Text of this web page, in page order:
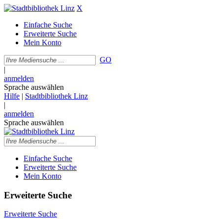
X
Einfache Suche
Erweiterte Suche
Mein Konto
GO
|
anmelden
Sprache auswählen
Hilfe | Stadtbibliothek Linz
|
anmelden
Sprache auswählen
Einfache Suche
Erweiterte Suche
Mein Konto
Erweiterte Suche
Erweiterte Suche